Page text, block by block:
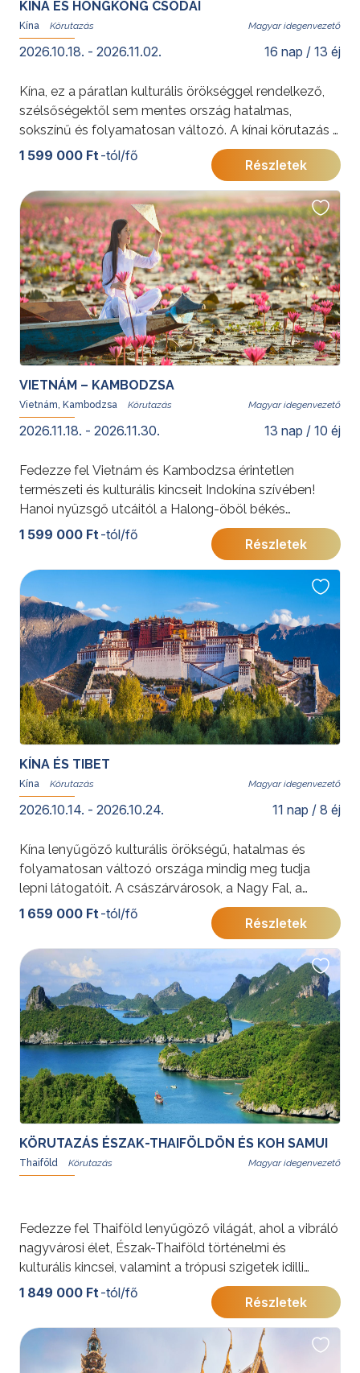
KÍNA ÉS HONGKONG CSODÁI
Kína Magyar idegenvezető
2026.10.18. - 2026.11.02. 16 nap / 13 éj
Kína, ez a páratlan kulturális örökséggel rendelkező,
szélsőségektől sem mentes ország hatalmas,
sokszínű és folyamatosan változó. A kínai körutazás a
legszebb látnivalók mellett Kína igazi arcát is
További érdekességekért Kínáról kattintson ide.
1 599 000 Ft -tól/fő
Részletek
VIETNÁM – KAMBODZSA
Vietnám, Kambodzsa Magyar idegenvezető
2026.11.18. - 2026.11.30. 13 nap / 10 éj
Fedezze fel Vietnám és Kambodzsa érintetlen
természeti és kulturális kincseit Indokína szívében!
Hanoi nyüzsgő utcáitól a Halong-öböl békés
szigetein át, egészen Kambodzsa lenyűgöző Angkor
templomvárosáig ez az utazás varázslatos
élményeket ígér.
További érdekességekért Vietnámról kattintson
ide,
Kambodzsáról pedig
1 599 000 Ft -tól/fő
Részletek
KÍNA ÉS TIBET
Kína Magyar idegenvezető
2026.10.14. - 2026.10.24. 11 nap / 8 éj
Kína lenyűgöző kulturális örökségű, hatalmas és
folyamatosan változó országa mindig meg tudja
lepni látogatóit. A császárvárosok, a Nagy Fal, a
Tiltott Város, a kínai agyaghadsereg az ősi
dinasztiákat eleveníti fel, Peking és Sanghaj a modern
Kína arcait mutatja meg. Tibet rejtőzködő vidékén, a
felhőket karcoló Himalája csúcsai alatt sima tükrű
tavak csillognak és a hegyi szélben lengedező
megannyi ragyogó színű imazászló színesíti a
tájképet. A dalai láma egykori otthona, a Potala Palota
Lhásza környékének kihagyhatatlan látnivalója és
Tibet legnagyszerűbb épülete. A gelugpa (sárga
süveges) iskola remekbe szabott kolostora, a Szera
közelről is bepillantást enged a buddhista szerzetesek
érdekes és titokzatos világába.
További érdekességekért Kínáról kattintson ide.
1 659 000 Ft -tól/fő
Részletek
KÖRUTAZÁS ÉSZAK-THAIFÖLDÖN ÉS KOH SAMUI
Thaiföld Magyar idegenvezető
Fedezze fel Thaiföld lenyűgöző világát, ahol a vibráló
nagyvárosi élet, Észak-Thaiföld történelmi és
kulturális kincsei, valamint a trópusi szigetek idilli
hangulata találkozik. Az utazás Bangkok nyüzsgő
metropoliszától indul, Észak-Thaiföld gazdag
örökségén keresztül vezet, és a festői Koh Samui
szigetén, fehér homokos strandok között ér véget.
Ismerje meg a thai kultúra sokszínűségét, és élvezze a
1 849 000 Ft -tól/fő
Részletek